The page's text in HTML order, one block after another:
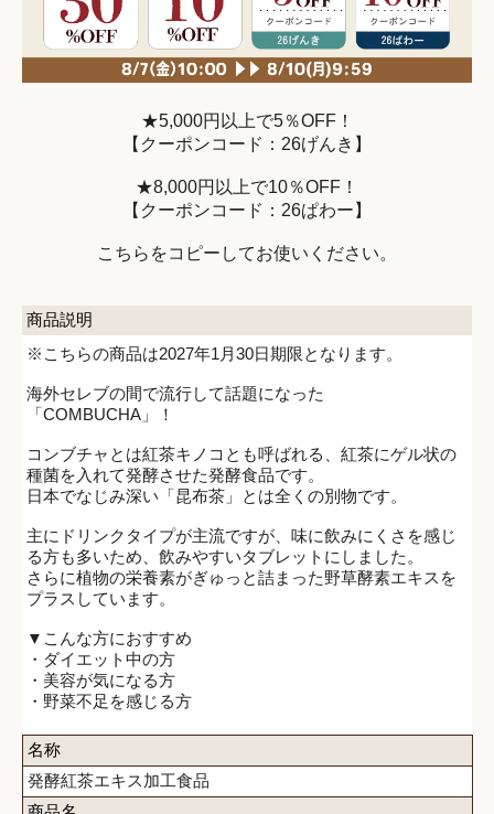
★5,000円以上で5％OFF！
【クーポンコード：26げんき】
★8,000円以上で10％OFF！
【クーポンコード：26ぱわー】
こちらをコピーしてお使いください。
商品説明
※こちらの商品は2027年1月30日期限となります。
海外セレブの間で流行して話題になった
「COMBUCHA」！
コンブチャとは紅茶キノコとも呼ばれる、紅茶にゲル状の
種菌を入れて発酵させた発酵食品です。
日本でなじみ深い「昆布茶」とは全くの別物です。
主にドリンクタイプが主流ですが、味に飲みにくさを感じ
る方も多いため、飲みやすいタブレットにしました。
さらに植物の栄養素がぎゅっと詰まった野草酵素エキスを
プラスしています。
▼こんな方におすすめ
・ダイエット中の方
・美容が気になる方
・野菜不足を感じる方
名称
発酵紅茶エキス加工食品